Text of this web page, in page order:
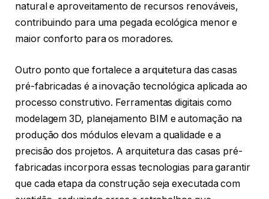
natural e aproveitamento de recursos renováveis,
contribuindo para uma pegada ecológica menor e
maior conforto para os moradores.
Outro ponto que fortalece a arquitetura das casas
pré-fabricadas é a inovação tecnológica aplicada ao
processo construtivo. Ferramentas digitais como
modelagem 3D, planejamento BIM e automação na
produção dos módulos elevam a qualidade e a
precisão dos projetos. A arquitetura das casas pré-
fabricadas incorpora essas tecnologias para garantir
que cada etapa da construção seja executada com